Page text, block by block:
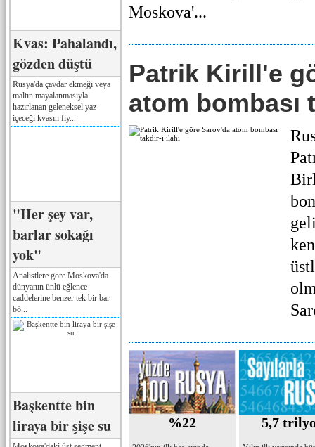
Kvas: Pahalandı,
gözden düştü
Rusya'da çavdar ekmeği veya
maltın mayalanmasıyla
hazırlanan geleneksel yaz
içeceği kvasın fiy...
"Her şey var,
barlar sokağı
yok"
Analistlere göre Moskova'da
dünyanın ünlü eğlence
caddelerine benzer tek bir bar
bö...
Başkentte bin
liraya bir şişe su
Moskova'...
Patrik Kirill'e
atom
%22 5,7